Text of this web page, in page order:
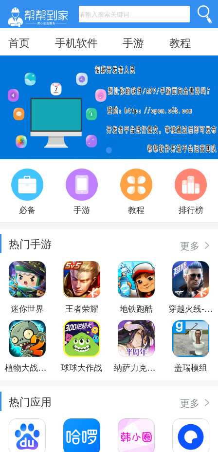
首页 手机软件 手游 教程
必备 手游 教程 排行榜
热门手游 更多
迷你世界 王者荣耀 地铁跑酷 穿越火线-枪战王者
植物大战僵尸2 球球大作战 纳萨力克之王 盖瑞模组
热门应用 更多